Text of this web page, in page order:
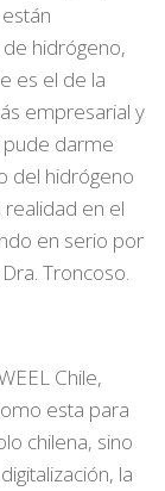
hidrógeno,
es el de la
empresarial y
darme
del hidrógeno
en el
en serio por
Troncoso.
Chile,
esta para
chilena, sino
la